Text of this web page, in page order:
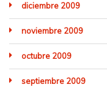
diciembre 2009
noviembre 2009
octubre 2009
septiembre 2009